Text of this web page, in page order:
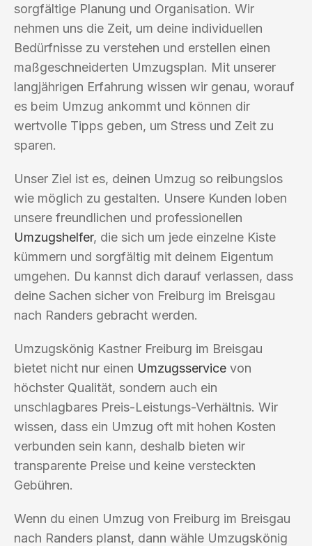
sorgfältige Planung und Organisation. Wir
nehmen uns die Zeit, um deine individuellen
Bedürfnisse zu verstehen und erstellen einen
maßgeschneiderten Umzugsplan. Mit unserer
langjährigen Erfahrung wissen wir genau, worauf
es beim Umzug ankommt und können dir
wertvolle Tipps geben, um Stress und Zeit zu
sparen.
Unser Ziel ist es, deinen Umzug so reibungslos
wie möglich zu gestalten. Unsere Kunden loben
unsere freundlichen und professionellen
Umzugshelfer, die sich um jede einzelne Kiste
kümmern und sorgfältig mit deinem Eigentum
umgehen. Du kannst dich darauf verlassen, dass
deine Sachen sicher von Freiburg im Breisgau
nach Randers gebracht werden.
Umzugskönig Kastner Freiburg im Breisgau
bietet nicht nur einen Umzugsservice von
höchster Qualität, sondern auch ein
unschlagbares Preis-Leistungs-Verhältnis. Wir
wissen, dass ein Umzug oft mit hohen Kosten
verbunden sein kann, deshalb bieten wir
transparente Preise und keine versteckten
Gebühren.
Wenn du einen Umzug von Freiburg im Breisgau
nach Randers planst, dann wähle Umzugskönig